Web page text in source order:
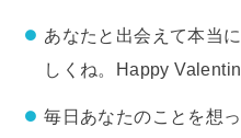
あなたと出会えて本当
しくね。Happy
毎日あなたのことを想